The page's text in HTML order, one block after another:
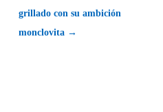
grillado con su ambición
monclovita →